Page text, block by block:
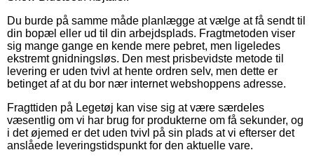
Du burde på samme måde planlægge at vælge at få sendt til
din bopæl eller ud til din arbejdsplads. Fragtmetoden viser
sig mange gange en kende mere pebret, men ligeledes
ekstremt gnidningsløs. Den mest prisbevidste metode til
levering er uden tvivl at hente ordren selv, men dette er
betinget af at du bor nær internet webshoppens adresse.
Fragttiden på Legetøj kan vise sig at være særdeles
væsentlig om vi har brug for produkterne om få sekunder, og
i det øjemed er det uden tvivl på sin plads at vi efterser det
anslåede leveringstidspunkt for den aktuelle vare.